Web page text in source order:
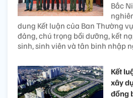
Bắc
dung Kết luận của Ban Thường
đảng, chú trọng bồi dưỡng, kết
sinh, sinh viên và tân binh nhập
Kết
xây
đồng